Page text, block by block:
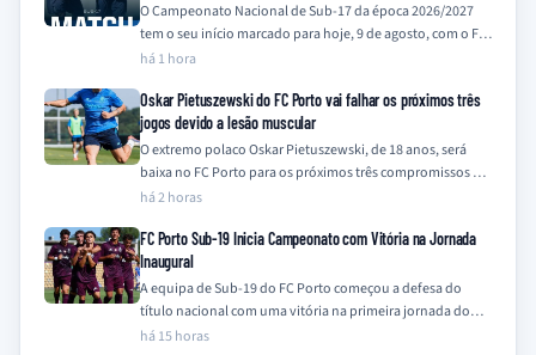
O Campeonato Nacional de Sub-17 da época 2026/2027
tem o seu início marcado para hoje, 9 de agosto, com o FC
Porto,…
há 1 hora
Oskar Pietuszewski do FC Porto vai falhar os próximos três
jogos devido a lesão muscular
O extremo polaco Oskar Pietuszewski, de 18 anos, será
baixa no FC Porto para os próximos três compromissos da
equipa, frente a…
há 2 horas
FC Porto Sub-19 Inicia Campeonato com Vitória na Jornada
Inaugural
A equipa de Sub-19 do FC Porto começou a defesa do
título nacional com uma vitória na primeira jornada do
Campeonato Nacional…
há 15 horas